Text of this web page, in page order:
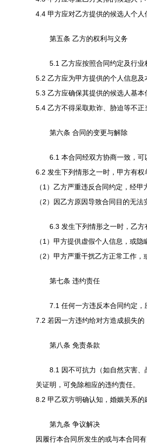
4.4 甲方应对乙方提供的候选人个人
第五条 乙方的权利与义务
5.1 乙方应按照合同约定及行业
5.2 乙方应为甲方提供的个人信息及
5.3 乙方应确保其提供的候选人基
5.4 乙方不得采取欺诈、胁迫等不正
第六条 合同的变更与解除
6.1 本合同经双方协商一致，可
6.2 发生下列情形之一时，甲方有
（1）乙方严重违反合同约定，经甲
（2）因乙方原因导致合同目的无法
6.3 发生下列情形之一时，乙方
（1）甲方提供虚假个人信息，或隐
（2）甲方严重干扰乙方正常工作
第七条 违约责任
7.1 任何一方违反本合同约定，
7.2 若因一方违约给对方造成损失的
第八条 免责条款
8.1 因不可抗力（如自然灾害
关证明，可免除相应的违约责任。
8.2 甲乙双方明确认知，婚姻关系
第九条 争议解决
因履行本合同所发生的或与本合同